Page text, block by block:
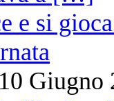
e si
Giugno